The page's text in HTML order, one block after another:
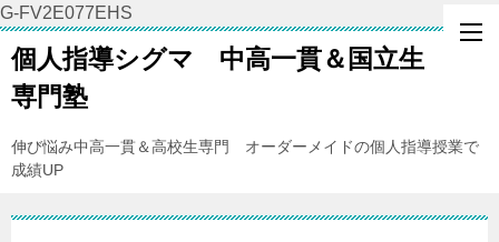
G-FV2E077EHS
個人指導シグマ 中高一貫＆国立生
専門塾
伸び悩み中高一貫＆高校生専門 オーダーメイドの個人指導授業で
成績UP